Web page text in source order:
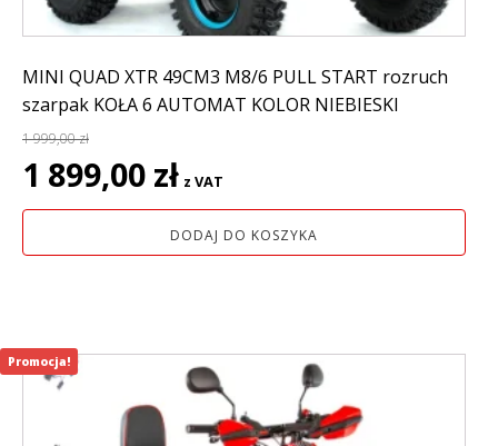
MINI QUAD XTR 49CM3 M8/6 PULL START rozruch
szarpak KOŁA 6 AUTOMAT KOLOR NIEBIESKI
1 999,00zł
Pierwotna
cena
wynosiła:
1 899,00 zł cena
wynosi:
1
z VAT
DODAJ DO KOSZYKA
Promocja!